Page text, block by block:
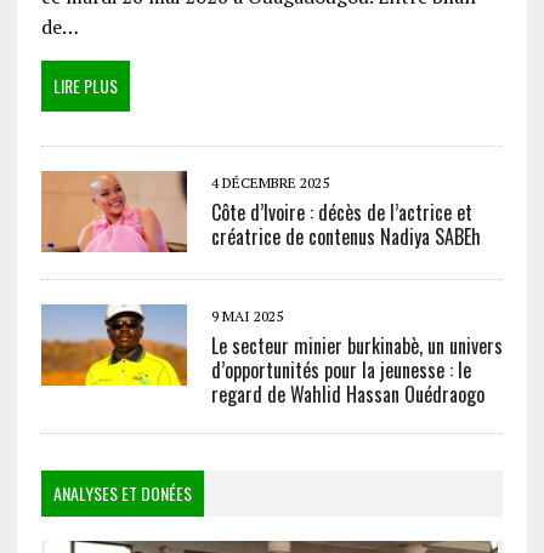
de…
LIRE PLUS
4 DÉCEMBRE 2025
Côte d’Ivoire : décès de l’actrice et
créatrice de contenus Nadiya SABEh
9 MAI 2025
Le secteur minier burkinabè, un univers
d’opportunités pour la jeunesse : le
regard de Wahlid Hassan Ouédraogo
ANALYSES ET DONÉES